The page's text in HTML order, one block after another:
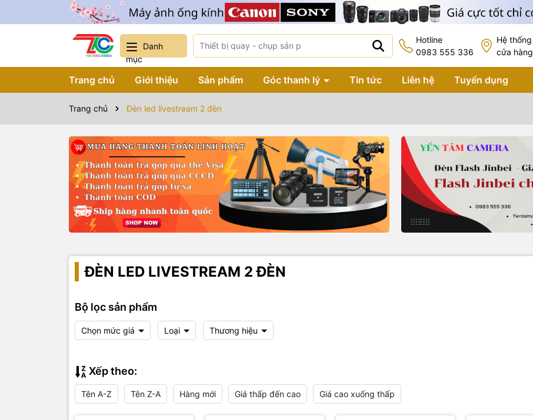
Danh
mục
Hotline
0983 555 336
Hệ thống
cửa hàng
Trang chủ Giới thiệu Sản phẩm Góc thanh lý Tin tức Liên hệ Tuyển dụng
Trang chủ Đèn led livestream 2 đèn
ĐÈN LED LIVESTREAM 2 ĐÈN
Bộ lọc sản phẩm
Chọn mức giá Loại Thương hiệu
Xếp theo:
Tên A-Z Tên Z-A Hàng mới Giá thấp đến cao Giá cao xuống thấp